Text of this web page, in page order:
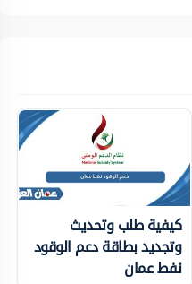
كيفية طلب وتحديث
وتجديد بطاقة دعم الوقود
نفط عمان